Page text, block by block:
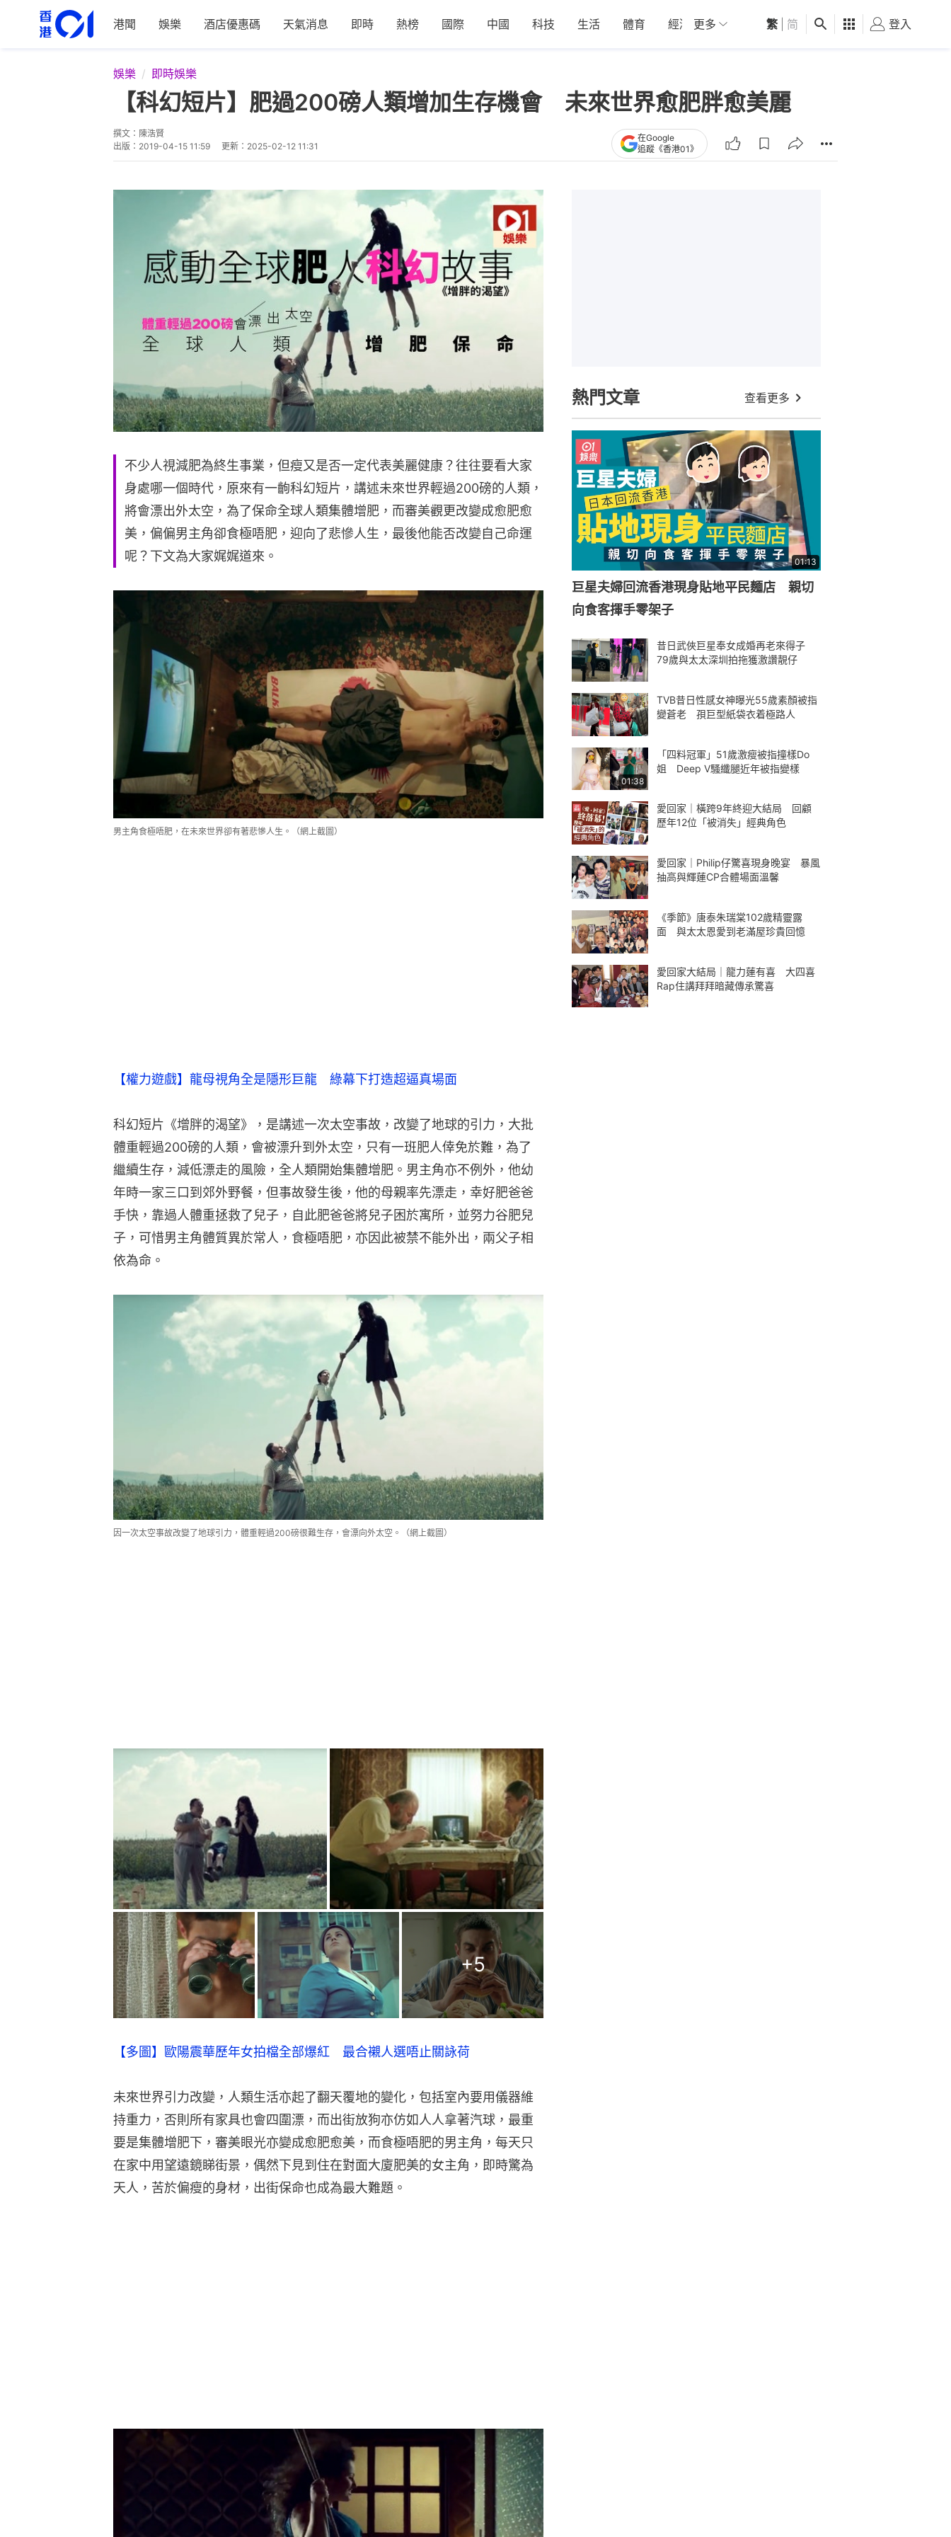
港聞 娛樂 酒店優惠碼 天氣消息 即時 熱榜 國際 中國 科技 生活 體育 經濟 01深圳 觀點 健康 好食玩飛
更多 繁 简 登入
娛樂 即時娛樂
【科幻短片】肥過200磅人類增加生存機會 未來世界愈肥胖愈美麗
撰文： 陳浩賢
出版： 2019-04-15 11:59 更新： 2025-02-12 11:31
在Google
追蹤《香港01》
不少人視減肥為終生事業，但瘦又是否一定代表美麗健康？往往要看大家
身處哪一個時代，原來有一齣科幻短片，講述未來世界輕過200磅的人類，
將會漂出外太空，為了保命全球人類集體增肥，而審美觀更改變成愈肥愈
美，偏偏男主角卻食極唔肥，迎向了悲慘人生，最後他能否改變自己命運
呢？下文為大家娓娓道來。
男主角食極唔肥，在未來世界卻有著悲慘人生。（網上截圖）
【權力遊戲】龍母視角全是隱形巨龍　綠幕下打造超逼真場面
科幻短片《增胖的渴望》，是講述一次太空事故，改變了地球的引力，大批
體重輕過200磅的人類，會被漂升到外太空，只有一班肥人倖免於難，為了
繼續生存，減低漂走的風險，全人類開始集體增肥。男主角亦不例外，他幼
年時一家三口到郊外野餐，但事故發生後，他的母親率先漂走，幸好肥爸爸
手快，靠過人體重拯救了兒子，自此肥爸爸將兒子困於寓所，並努力谷肥兒
子，可惜男主角體質異於常人，食極唔肥，亦因此被禁不能外出，兩父子相
依為命。
因一次太空事故改變了地球引力，體重輕過200磅很難生存，會漂向外太空。（網上截圖）
+5
【多圖】歐陽震華歷年女拍檔全部爆紅　最合襯人選唔止關詠荷
未來世界引力改變，人類生活亦起了翻天覆地的變化，包括室內要用儀器維
持重力，否則所有家具也會四圍漂，而出街放狗亦仿如人人拿著汽球，最重
要是集體增肥下，審美眼光亦變成愈肥愈美，而食極唔肥的男主角，每天只
在家中用望遠鏡睇街景，偶然下見到住在對面大廈肥美的女主角，即時驚為
天人，苦於偏瘦的身材，出街保命也成為最大難題。
熱門文章 查看更多
01:13
巨星夫婦回流香港現身貼地平民麵店 親切
向食客揮手零架子
昔日武俠巨星奉女成婚再老來得子
79歲與太太深圳拍拖獲激讚靚仔
TVB昔日性感女神曝光55歲素顏被指
變蒼老 孭巨型紙袋衣着極路人
01:38
「四料冠軍」51歲激瘦被指撞樣Do
姐 Deep V騷纖腿近年被指變樣
愛回家｜橫跨9年終迎大結局 回顧
歷年12位「被消失」經典角色
愛回家｜Philip仔驚喜現身晚宴 暴風
抽高與輝蓮CP合體場面溫馨
《季節》唐泰朱瑞棠102歲精靈露
面 與太太恩愛到老滿屋珍貴回憶
愛回家大結局｜龍力蓮有喜 大四喜
Rap住講拜拜暗藏傳承驚喜